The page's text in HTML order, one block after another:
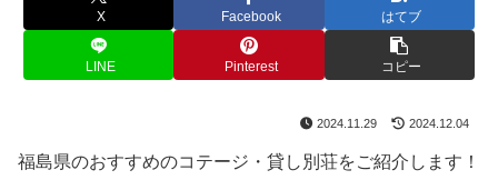
X Facebook はてブ
LINE Pinterest コピー
2024.11.29 2024.12.04
福島県のおすすめのコテージ・貸し別荘をご紹介します！